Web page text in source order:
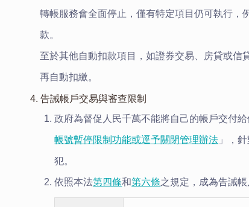
轉帳服務會全面停止，僅有特定項目仍可執行，
款。
至於其他自動扣款項目，如證券交易、房貸或信
再自動扣繳。
4. 告誡帳戶交易與審查限制
政府為督促人民千萬不能將自己的帳戶交付
帳號暫停限制功能或逕予關閉管理辦法 」，
犯。
依照本法第四條和第六條之規定，成為告誡帳